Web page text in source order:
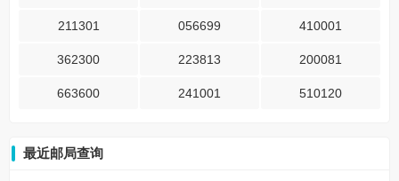
211301 056699 410001
362300 223813 200081
663600 241001 510120
最近邮局查询